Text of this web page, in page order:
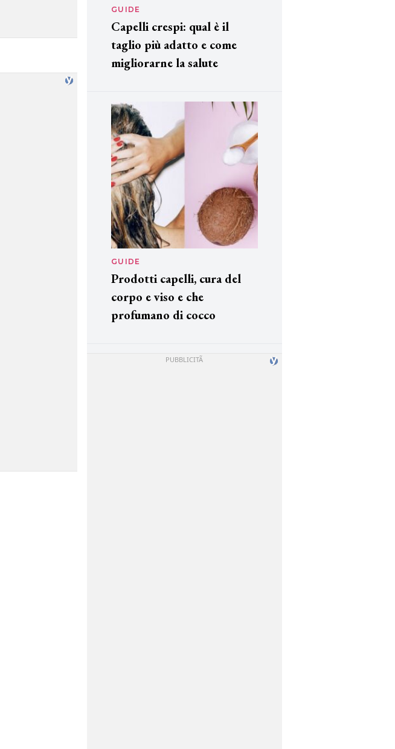
GUIDE
Capelli crespi: qual è il
taglio più adatto e come
migliorarne la salute
GUIDE
Prodotti capelli, cura del
corpo e viso e che
profumano di cocco